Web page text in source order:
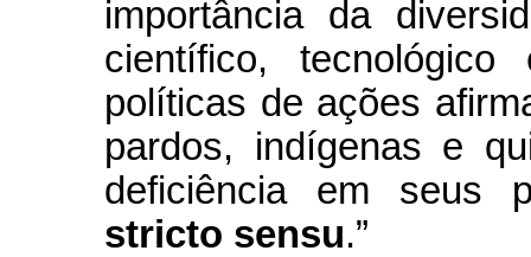
importância da
científico,
políticas de ações
pardos, indígenas e
deficiência em seus
stricto sensu.”